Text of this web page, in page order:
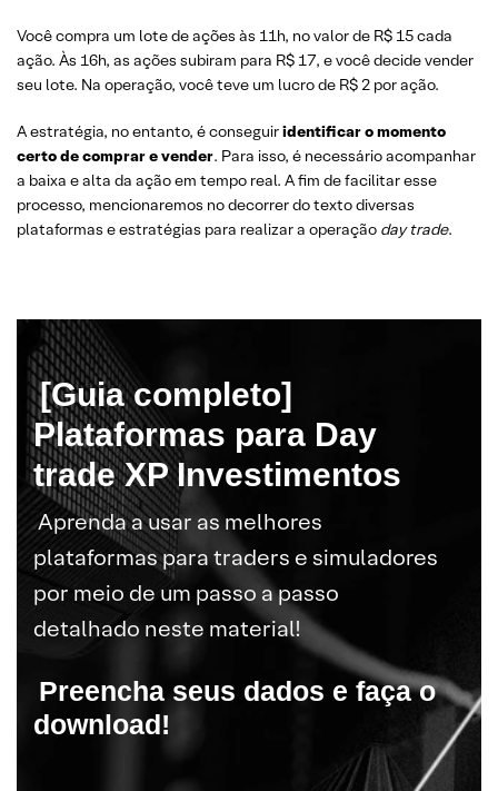
Você compra um lote de ações às 11h, no valor de R$ 15 cada
ação. Às 16h, as ações subiram para R$ 17, e você decide vender
seu lote. Na operação, você teve um lucro de R$ 2 por ação.
A estratégia, no entanto, é conseguiridentificar o momento
certo de comprar e vender. Para isso, é necessário acompanhar
a baixa e alta da ação em tempo real. A fim de facilitar esse
processo, mencionaremos no decorrer do texto diversas
plataformas e estratégias para realizar a operação day trade.
[Guia completo]
Plataformas para Day
trade XP Investimentos
Aprenda a usar as melhores
plataformas para traders e simuladores
por meio de um passo a passo
detalhado neste material!
Preencha seus dados e faça o
download!